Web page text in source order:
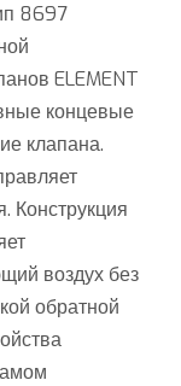
8697
ELEMENT
концевые
клапана.
Конструкция
воздух без
обратной